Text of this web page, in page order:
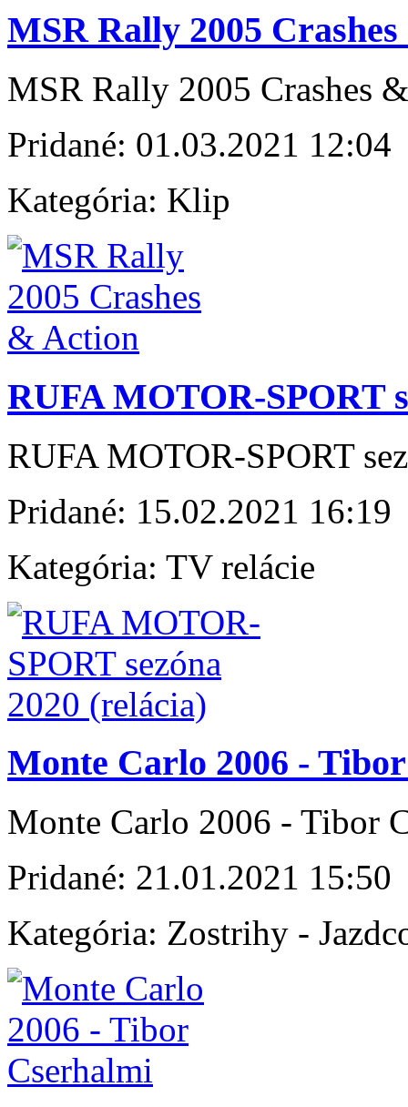
MSR Rally 2005
MSR Rally 2005 Crashes
Pridané: 01.03.2021 12:04
Kategória: Klip
RUFA MOTOR-SPORT
RUFA MOTOR-SPORT
Pridané: 15.02.2021 16:19
Kategória: TV relácie
Monte Carlo 2006 -
Monte Carlo 2006 - Tibor
Pridané: 21.01.2021 15:50
Kategória: Zostrihy -